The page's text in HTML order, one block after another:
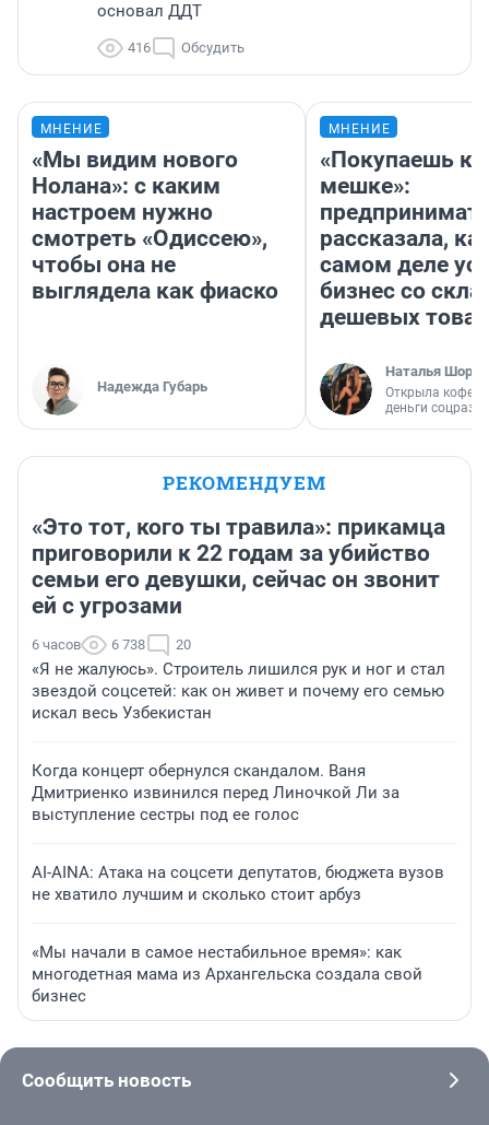
основал ДДТ
416 Обсудить
МНЕНИЕ
«Мы видим нового
Нолана»: с каким
настроем нужно
смотреть «Одиссею»,
чтобы она не
выглядела как фиаско
Надежда Губарь
МНЕНИЕ
«Покупаешь
мешке»:
рассказала,
самом деле
бизнес со
дешевых
Наталья
Открыла
деньги
РЕКОМЕНДУЕМ
«Это тот, кого ты травила»: прикамца
приговорили к 22 годам за убийство
семьи его девушки, сейчас он звонит
ей с угрозами
6 часов 6 738 20
«Я не жалуюсь». Строитель лишился рук и ног и стал
звездой соцсетей: как он живет и почему его семью
искал весь Узбекистан
Когда концерт обернулся скандалом. Ваня
Дмитриенко извинился перед Линочкой Ли за
выступление сестры под ее голос
AI-AINA: Атака на соцсети депутатов, бюджета вузов
не хватило лучшим и сколько стоит арбуз
«Мы начали в самое нестабильное время»: как
многодетная мама из Архангельска создала свой
бизнес
Сообщить новость